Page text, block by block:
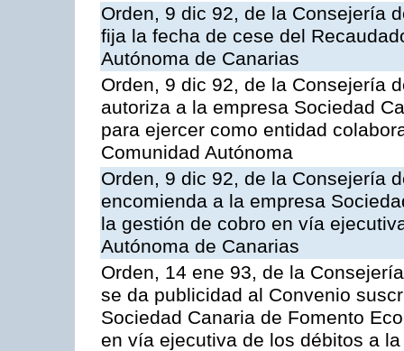
Orden, 9 dic 92, de la Consejería
fija la fecha de cese del
Autónoma de Canarias
Orden, 9 dic 92, de la Consejería
autoriza a la empresa Sociedad
para ejercer como entidad
Comunidad Autónoma
Orden, 9 dic 92, de la Consejería
encomienda a la empresa
la gestión de cobro en vía
Autónoma de Canarias
Orden, 14 ene 93, de la
se da publicidad al Convenio
Sociedad Canaria de Fomento
en vía ejecutiva de los débitos a